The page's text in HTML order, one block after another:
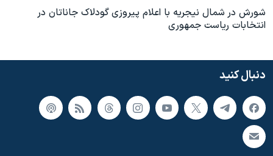
شورش در شمال نیجریه با اعلام پیروزی گودلاک جاناتان در
انتخابات ریاست جمهوری
دنبال کنید